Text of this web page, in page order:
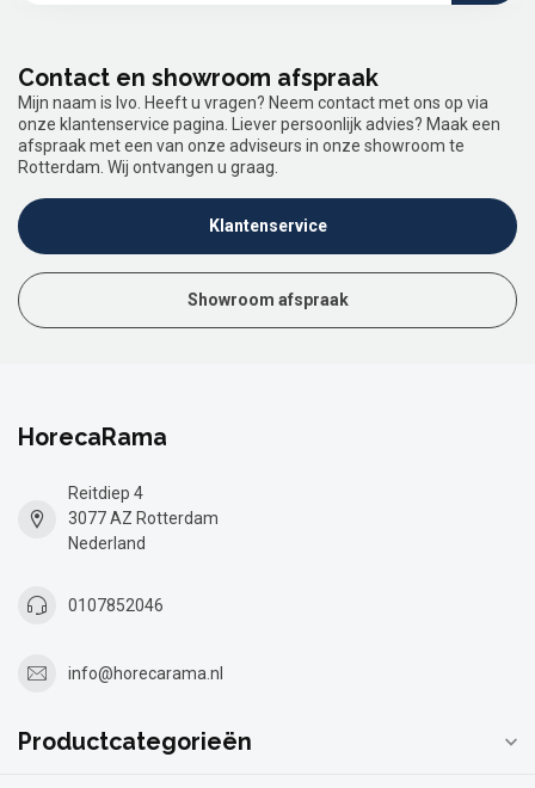
Contact en showroom afspraak
Mijn naam is Ivo. Heeft u vragen? Neem contact met ons op via
onze klantenservice pagina. Liever persoonlijk advies? Maak een
afspraak met een van onze adviseurs in onze showroom te
Rotterdam. Wij ontvangen u graag.
Klantenservice
Showroom afspraak
HorecaRama
Reitdiep 4
3077 AZ Rotterdam
Nederland
0107852046
info@horecarama.nl
Productcategorieën